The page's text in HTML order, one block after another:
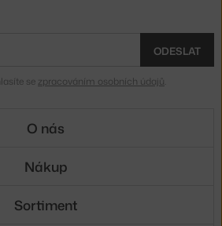
ODESLAT
se zpracováním osobních údajů
O nás
Nákup
Sortiment